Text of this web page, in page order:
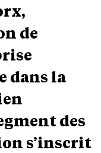
de
dans la
des
s’inscrit